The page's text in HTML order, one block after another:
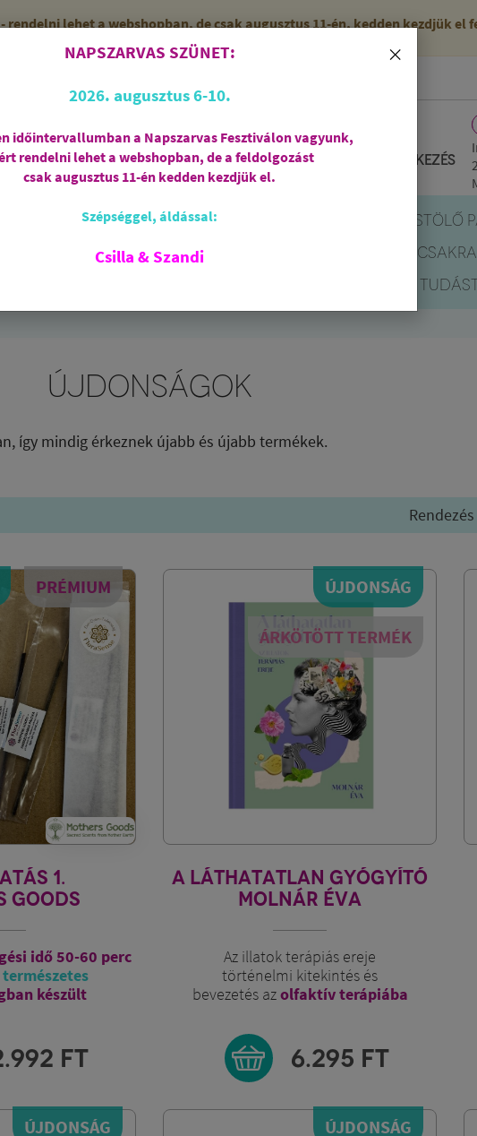
- rendelni lehet a webshopban, de csak augusztus 11-én, kedden kezdjük
Regisztráció Bejelentkezés
AJÁNDÉKCSOMAGOK FÜSTÖLŐ
SPIRIT OF OM CSAKRA
ÚJDONSÁGOK
így mindig érkeznek újabb és újabb termékek.
Rendezés
PRÉMIUM
1.
GOODS
idő 50-60 perc
készült
FT
ÚJDONSÁG
ÁRKÖTÖTT TERMÉK
A LÁTHATATLAN GYÓGYÍTÓ
MOLNÁR ÉVA
Az illatok terápiás ereje
történelmi kitekintés és
bevezetés azolfaktív terápiába
6.295 FT
ÚJDONSÁG ÚJDONSÁG
×
NAPSZARVAS SZÜNET:
2026. augusztus 6-10.
időintervallumban a Napszarvas Fesztiválon vagyunk,
rendelni lehet a webshopban, de a feldolgozást
csak augusztus 11-én kedden kezdjük el.
Szépséggel, áldással:
Csilla & Szandi